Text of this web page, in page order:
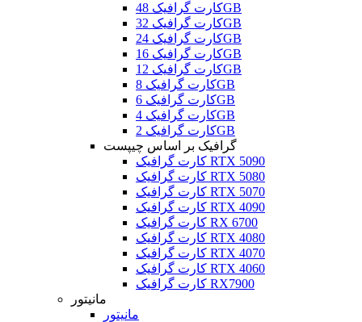
کارت گرافیک 48GB
کارت گرافیک 32GB
کارت گرافیک 24GB
کارت گرافیک 16GB
کارت گرافیک 12GB
کارت گرافیک 8GB
کارت گرافیک 6GB
کارت گرافیک 4GB
کارت گرافیک 2GB
گرافیک بر اساس چیپست
کارت گرافیک RTX 5090
کارت گرافیک RTX 5080
کارت گرافیک RTX 5070
کارت گرافیک RTX 4090
کارت گرافیک RX 6700
کارت گرافیک RTX 4080
کارت گرافیک RTX 4070
کارت گرافیک RTX 4060
کارت گرافیک RX7900
مانیتور
مانیتور